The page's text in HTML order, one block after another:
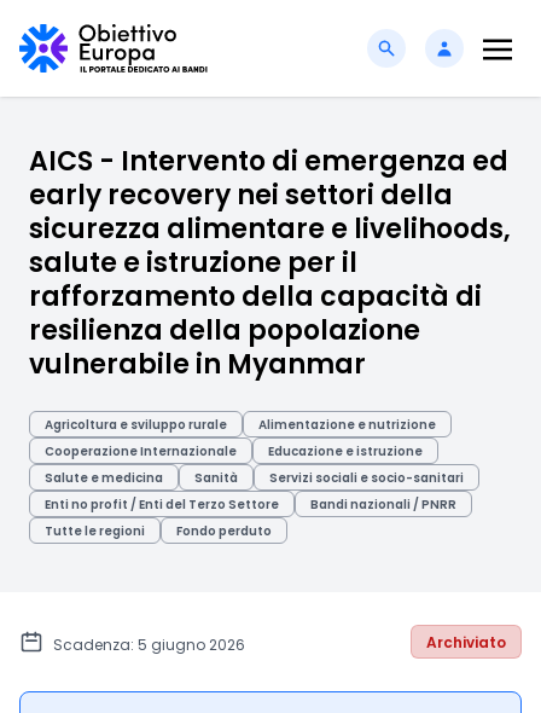
AICS - Intervento di emergenza ed
early recovery nei settori della
sicurezza alimentare e livelihoods,
salute e istruzione per il
rafforzamento della capacità di
resilienza della popolazione
vulnerabile in Myanmar
Agricoltura e sviluppo rurale
Alimentazione e nutrizione
Cooperazione Internazionale
Educazione e istruzione
Salute e medicina
Sanità
Servizi sociali e socio-sanitari
Enti no profit / Enti del Terzo Settore
Bandi nazionali / PNRR
Tutte le regioni
Fondo perduto
Scadenza: 5 giugno 2026 Archiviato